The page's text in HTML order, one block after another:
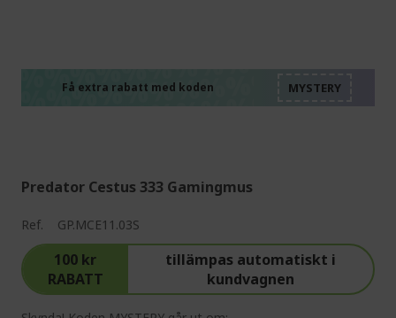
Få extra rabatt med koden
Predator Cestus 333 Gamingmus
Ref. GP.MCE11.03S
100 kr
RABATT
tillämpas automatiskt i
kundvagnen